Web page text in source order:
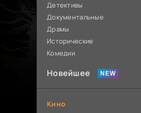
Детективы
Документальные
Драмы
Исторические
Комедии
Новейшее
Кино